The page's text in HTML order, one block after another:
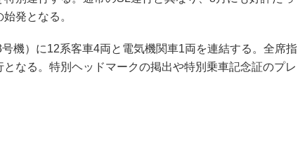
発となる。
機）に12系客車4両と電気機関車1両を連結する。全席指
なる。特別ヘッドマークの掲出や特別乗車記念証のプレ